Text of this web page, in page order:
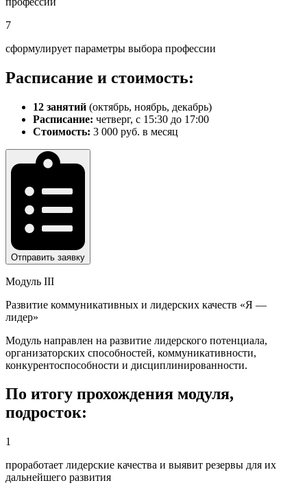
7
сформулирует параметры выбора профессии
Расписание и стоимость:
12 занятий (октябрь, ноябрь, декабрь)
Расписание: четверг, с 15:30 до 17:00
Стоимость: 3 000 руб. в месяц
Отправить заявку
Модуль III
Развитие коммуникативных и лидерских качеств «Я —
лидер»
Модуль направлен на развитие лидерского потенциала,
организаторских способностей, коммуникативности,
конкурентоспособности и дисциплинированности.
По итогу прохождения модуля,
подросток:
1
проработает лидерские качества и выявит резервы для их
дальнейшего развития